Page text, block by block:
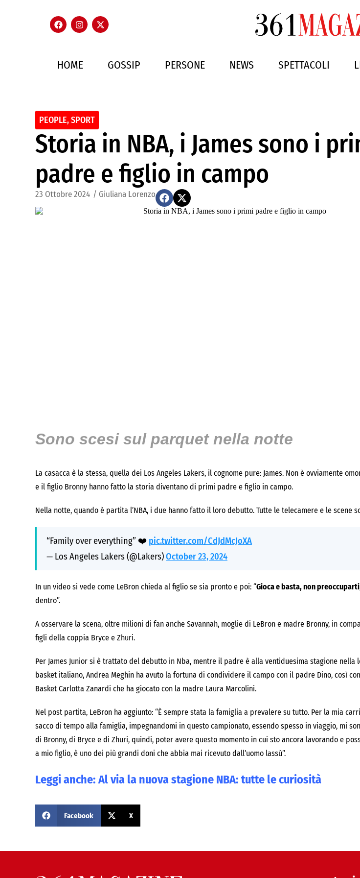
HOME GOSSIP PERSONE NEWS SPETTACOLI
PEOPLE,SPORT
Storia in NBA, i James sono i
padre e figlio in campo
23 Ottobre 2024 / Giuliana Lorenzo
Sono scesi sul parquet nella notte
La casacca è la stessa, quella dei Los Angeles Lakers, il cognome pure: James. Non è ovviamente
e il figlio Bronny hanno fatto la storia diventano di primi padre e figlio in campo.
Nella notte, quando è partita l’NBA, i due hanno fatto il loro debutto. Tutte le telecamere e le scene
“Family over everything” ❤️ pic.twitter.com/CdJdMcJoXA
— Los Angeles Lakers (@Lakers)October 23, 2024
In un video si vede come LeBron chieda al figlio se sia pronto e poi: “Gioca e basta, non preoccuparti
dentro”.
A osservare la scena, oltre milioni di fan anche Savannah, moglie di LeBron e madre Bronny, in
figli della coppia Bryce e Zhuri.
Per James Junior si è trattato del debutto in Nba, mentre il padre è alla ventiduesima stagione nella
basket italiano, Andrea Meghin ha avuto la fortuna di condividere il campo con il padre Dino, così
Basket Carlotta Zanardi che ha giocato con la madre Laura Marcolini.
Nel post partita, LeBron ha aggiunto: “È sempre stata la famiglia a prevalere su tutto. Per la mia
sacco di tempo alla famiglia, impegnandomi in questo campionato, essendo spesso in viaggio, mi
di Bronny, di Bryce e di Zhuri, quindi, poter avere questo momento in cui sto ancora lavorando e
a mio figlio, è uno dei più grandi doni che abbia mai ricevuto dall’uomo lassù”.
Leggi anche:Al via la nuova stagione NBA: tutte le curiosità
Facebook X